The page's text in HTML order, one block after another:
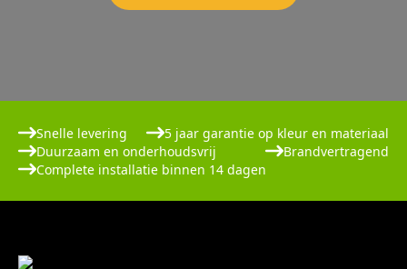
Snelle levering
5 jaar garantie op kleur en materiaal
Duurzaam en onderhoudsvrij
Brandvertragend
Complete installatie binnen 14 dagen